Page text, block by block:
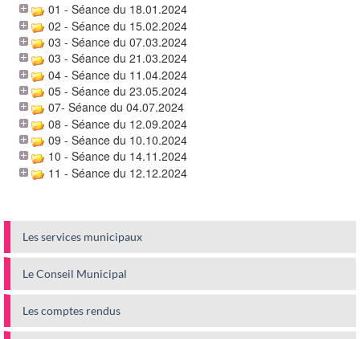
01 - Séance du 18.01.2024
02 - Séance du 15.02.2024
03 - Séance du 07.03.2024
03 - Séance du 21.03.2024
04 - Séance du 11.04.2024
05 - Séance du 23.05.2024
07- Séance du 04.07.2024
08 - Séance du 12.09.2024
09 - Séance du 10.10.2024
10 - Séance du 14.11.2024
11 - Séance du 12.12.2024
Les services municipaux
Le Conseil Municipal
Les comptes rendus